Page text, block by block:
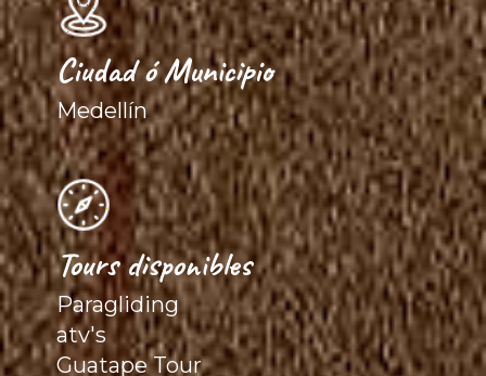
Ciudad ó Municipio
Medellín
Tours disponibles
Paragliding
atv's
Guatape Tour